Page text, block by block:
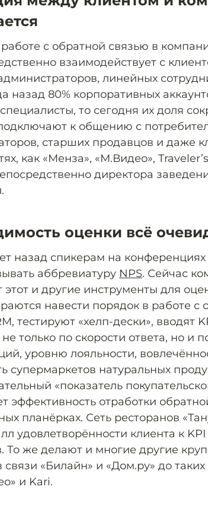
с обратной связью в
взаимодействует с
линейных
назад 80% корпоративных
то сегодня их доля
к общению с
старших продавцов и даже
как «Менза», «М.Видео»,
директора
оценки всё
назад спикерам на
аббревиатуру NPS. Сейчас
этот и другие инструменты для
навести порядок в работе с
тестируют «хелп-дески», вводят
только по скорости ответа, но и
уровню лояльности,
супермаркетов натуральных
«показатель
эффективность отработки
планёрках. Сеть ресторанов
удовлетворённости клиента к
То же делают и многие другие
связи «Билайн» и «Дом.ру» до
и Kari.